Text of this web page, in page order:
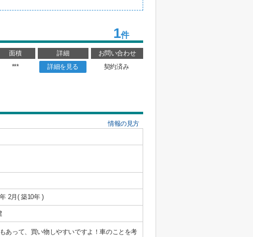
1件
面積 詳細
お問い合わせ
*** 詳細を見る
契約済み
情報の見方
2月( 築10年 )
あって、買い物しやすいですよ！車のことを考